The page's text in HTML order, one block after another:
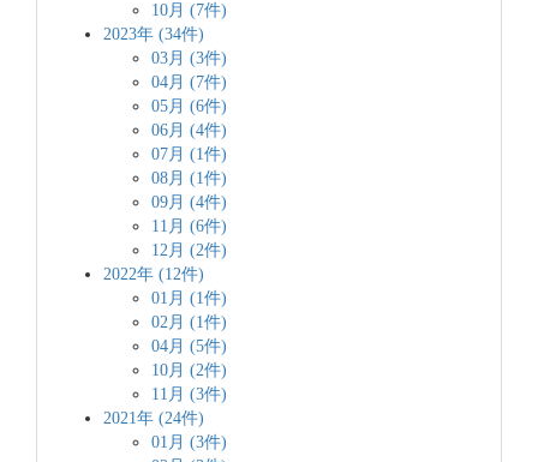
10月 (7件)
2023年 (34件)
03月 (3件)
04月 (7件)
05月 (6件)
06月 (4件)
07月 (1件)
08月 (1件)
09月 (4件)
11月 (6件)
12月 (2件)
2022年 (12件)
01月 (1件)
02月 (1件)
04月 (5件)
10月 (2件)
11月 (3件)
2021年 (24件)
01月 (3件)